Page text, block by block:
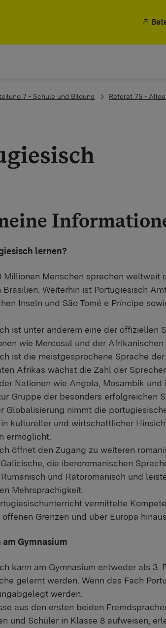
7 - Schule und Bildung Referat 75 -
lernen?
Millionen Menschen sprechen weltweit
Brasilien. Weiterhin ist Portugiesisch
Inseln und São Tomé e Príncipe
ist unter anderem eine der offiziellen
wie Mercosul und der Afrikanischen
ist die meistgesprochene Sprache
Afrikas wächst die Zahl der
Nationen wie Angola, Mosambik
Gruppe der besonders erfolgreichen
Globalisierung nimmt die
kultureller und wirtschaftlicher
ermöglicht.
öffnet den Zugang zu weiteren
die iberoromanischen
und Rätoromanisch und
Mehrsprachigkeit.
vermittelte
offenen Grenzen und über Europa
Gymnasium
kann am Gymnasium entweder als
gelernt werden. Wenn das Fach
werden.
aus den ersten beiden
und Schüler in Klasse 8 aufweisen,